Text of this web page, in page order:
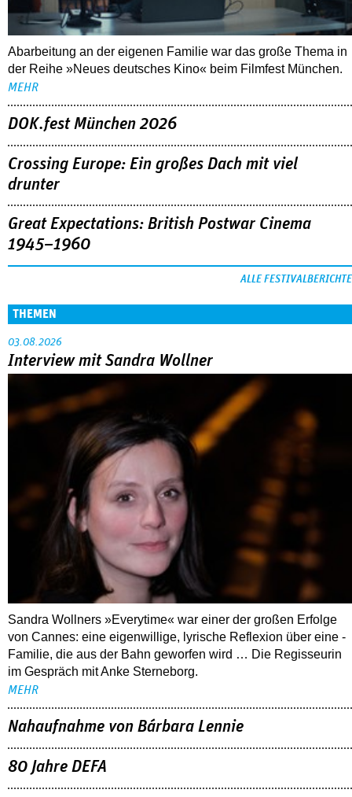
Abarbeitung an der eigenen Familie war das große Thema in
der Reihe »Neues deutsches Kino« beim Filmfest München.
MEHR
DOK.fest München 2026
Crossing Europe: Ein großes Dach mit viel
drunter
Great Expectations: British Postwar Cinema
1945–1960
ALLE FESTIVALBERICHTE
THEMEN
03.08.2026
Interview mit Sandra Wollner
Sandra Wollners »Everytime« war einer der großen Erfolge
von Cannes: eine eigenwillige, lyrische Reflexion über eine ­
Familie, die aus der Bahn geworfen wird … Die Regisseurin
im Gespräch mit Anke Sterneborg.
MEHR
Nahaufnahme von Bárbara Lennie
80 Jahre DEFA